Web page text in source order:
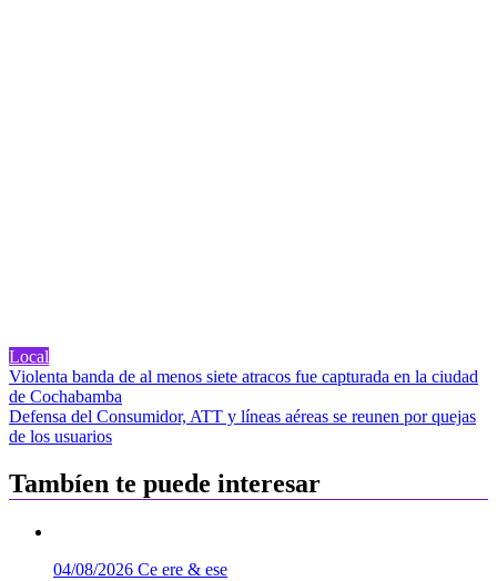
Local
Navegación
de
entradas
Violenta banda de al menos siete atracos fue capturada en la ciudad
de Cochabamba
Defensa del Consumidor, ATT y líneas aéreas se reunen por quejas
de los usuarios
Tambíen te puede interesar
04/08/2026 Ce ere & ese